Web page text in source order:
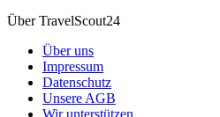
Über TravelScout24
Über uns
Impressum
Datenschutz
Unsere AGB